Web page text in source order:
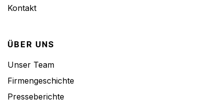
Kontakt
ÜBER UNS
Unser Team
Firmengeschichte
Presseberichte